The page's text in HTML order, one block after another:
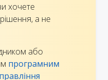
хочете
а не
або
програмним